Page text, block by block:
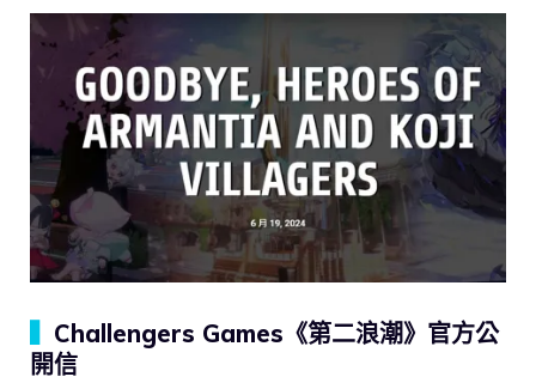
Challengers Games《第二浪潮》官方公
開信